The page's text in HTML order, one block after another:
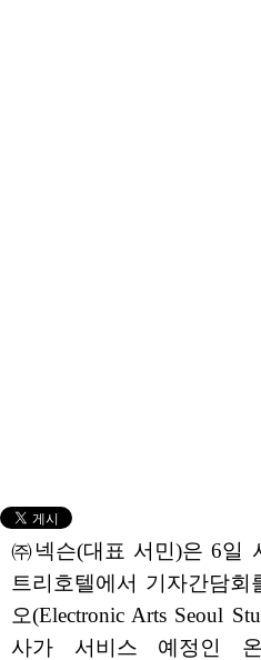
㈜넥슨(대표 서민)은 6일
트리호텔에서 기자간담
오(Electronic Arts Seoul
사가 서비스 예정인